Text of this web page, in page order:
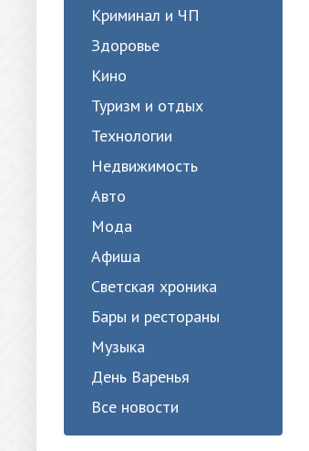
Криминал и ЧП
Здоровье
Кино
Туризм и отдых
Технологии
Недвижимость
Авто
Мода
Афиша
Светская хроника
Бары и рестораны
Музыка
День Варенья
Все новости